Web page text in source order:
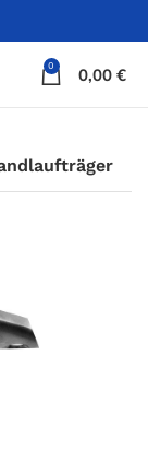
0 0,00 €